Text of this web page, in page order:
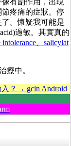
有副作用，出現
疼痛的症狀。停
。懷疑我可能是
過敏。其實真的
intolerance、salicylat
療中。
？→ gcin Android